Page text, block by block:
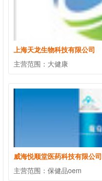
上海天龙生物科技有限公司
主营范围： 大健康
威海悦顺堂医药科技有限公司
主营范围： 保健品oem